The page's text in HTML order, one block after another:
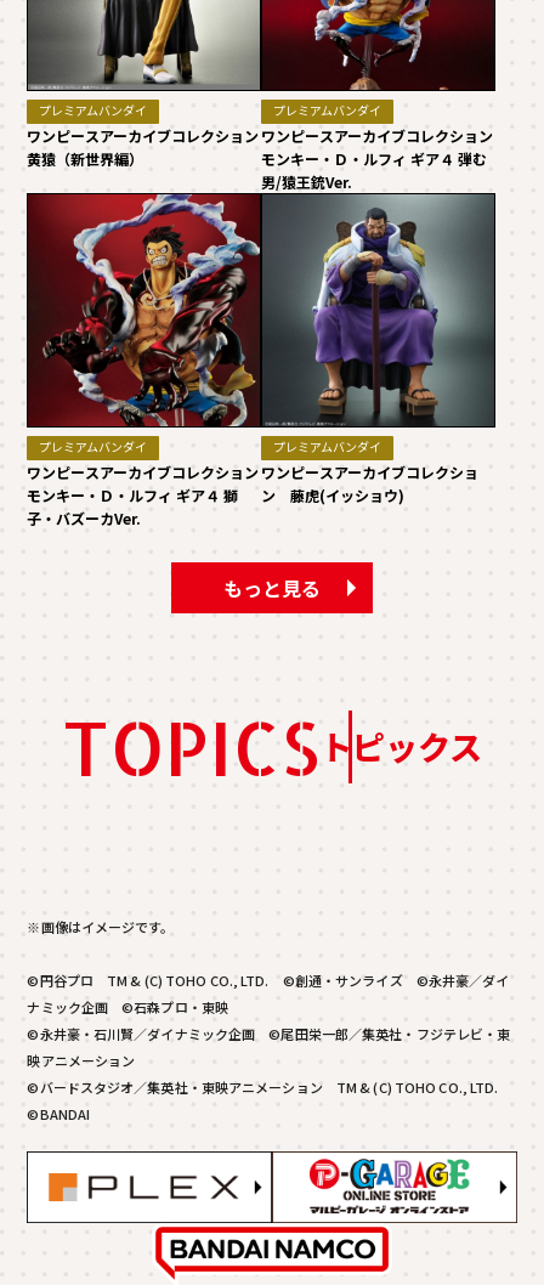
プレミアムバンダイ
ワンピースアーカイブコレクション
黄猿（新世界編）
プレミアムバンダイ
ワンピースアーカイブコレクション
モンキー・Ｄ・ルフィ ギア４ 弾む
男/猿王銃Ver.
プレミアムバンダイ
ワンピースアーカイブコレクション
モンキー・Ｄ・ルフィ ギア４ 獅
子・バズーカVer.
プレミアムバンダイ
ワンピースアーカイブコレクショ
ン 藤虎(イッショウ)
もっと見る
TOPICS トピックス
※画像はイメージです。
©円谷プロ TM & (C) TOHO CO., LTD. ©創通・サンライズ ©永井豪／ダイ
ナミック企画 ©石森プロ・東映
©永井豪・石川賢／ダイナミック企画 ©尾田栄一郎／集英社・フジテレビ・東
映アニメーション
©バードスタジオ／集英社・東映アニメーション TM & (C) TOHO CO., LTD.
©BANDAI